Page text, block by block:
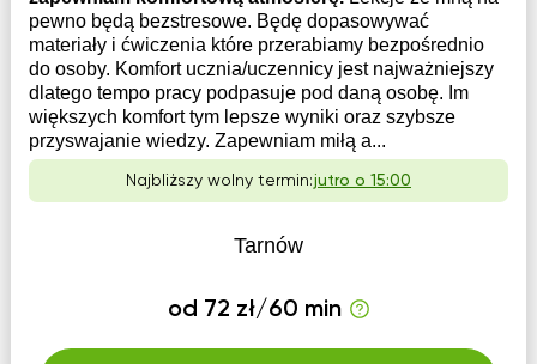
pewno będą bezstresowe. Będę dopasowywać
materiały i ćwiczenia które przerabiamy bezpośrednio
do osoby. Komfort ucznia/uczennicy jest najważniejszy
dlatego tempo pracy podpasuje pod daną osobę. Im
większych komfort tym lepsze wyniki oraz szybsze
przyswajanie wiedzy. Zapewniam miłą a...
Najbliższy wolny termin:jutro o 15:00
Tarnów
od 72 zł/60 min